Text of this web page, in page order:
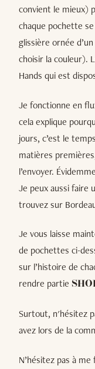
convient le mieux)
chaque pochette
glissière ornée
choisir la couleur).
Hands qui est
Je fonctionne en
cela explique
jours, c’est le
matières
l’envoyer.
Je peux aussi faire
trouvez sur
Je vous laisse
de pochettes ci-
sur l’histoire de
rendre partie
Surtout, n'hésitez
avez lors de la
N’hésitez pas à